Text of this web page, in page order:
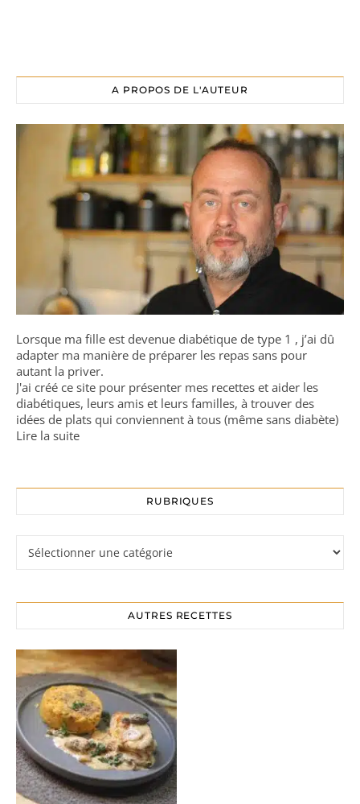
A PROPOS DE L'AUTEUR
Lorsque ma fille est devenue diabétique de type 1 , j’ai dû
adapter ma manière de préparer les repas sans pour
autant la priver.
J'ai créé ce site pour présenter mes recettes et aider les
diabétiques, leurs amis et leurs familles, à trouver des
idées de plats qui conviennent à tous (même sans diabète)
Lire la suite
RUBRIQUES
AUTRES RECETTES